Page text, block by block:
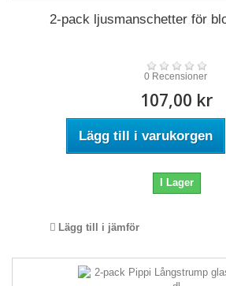
2-pack ljusmanschetter för
0 Recensioner
107,00 kr
Lägg till i varukorgen
I Lager
Lägg till i jämför